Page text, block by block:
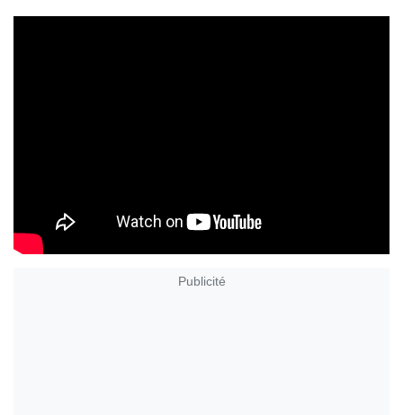
Publicité